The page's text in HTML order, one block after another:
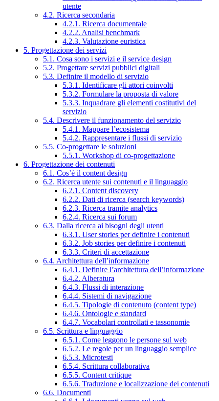
utente
4.2. Ricerca secondaria
4.2.1. Ricerca documentale
4.2.2. Analisi benchmark
4.2.3. Valutazione euristica
5. Progettazione dei servizi
5.1. Cosa sono i servizi e il service design
5.2. Progettare servizi pubblici digitali
5.3. Definire il modello di servizio
5.3.1. Identificare gli attori coinvolti
5.3.2. Formulare la proposta di valore
5.3.3. Inquadrare gli elementi costitutivi del
servizio
5.4. Descrivere il funzionamento del servizio
5.4.1. Mappare l’ecosistema
5.4.2. Rappresentare i flussi di servizio
5.5. Co-progettare le soluzioni
5.5.1. Workshop di co-progettazione
6. Progettazione dei contenuti
6.1. Cos’è il content design
6.2. Ricerca utente sui contenuti e il linguaggio
6.2.1. Content discovery
6.2.2. Dati di ricerca (search keywords)
6.2.3. Ricerca tramite analytics
6.2.4. Ricerca sui forum
6.3. Dalla ricerca ai bisogni degli utenti
6.3.1. User stories per definire i contenuti
6.3.2. Job stories per definire i contenuti
6.3.3. Criteri di accettazione
6.4. Architettura dell’informazione
6.4.1. Definire l’architettura dell’informazione
6.4.2. Alberatura
6.4.3. Flussi di interazione
6.4.4. Sistemi di navigazione
6.4.5. Tipologie di contenuto (content type)
6.4.6. Ontologie e standard
6.4.7. Vocabolari controllati e tassonomie
6.5. Scrittura e linguaggio
6.5.1. Come leggono le persone sul web
6.5.2. Le regole per un linguaggio semplice
6.5.3. Microtesti
6.5.4. Scrittura collaborativa
6.5.5. Content critique
6.5.6. Traduzione e localizzazione dei contenuti
6.6. Documenti